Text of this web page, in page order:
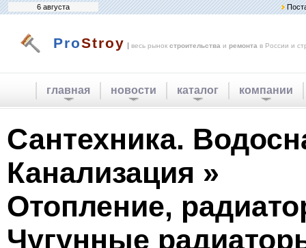
6 августа
ProStroy | весь рынок строительства и ремонта в России и
главная новости каталог компании
Сантехника.
Канализация »
Отопление,
Чугунные